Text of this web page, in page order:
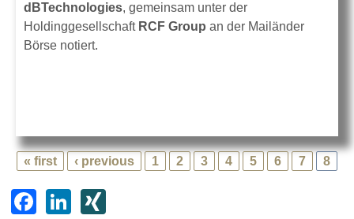
dBTechnologies, gemeinsam unter der
Holdinggesellschaft RCF Group an der Mailänder
Börse notiert.
« first ‹ previous 1 2 3 4 5 6 7 8
F
Li